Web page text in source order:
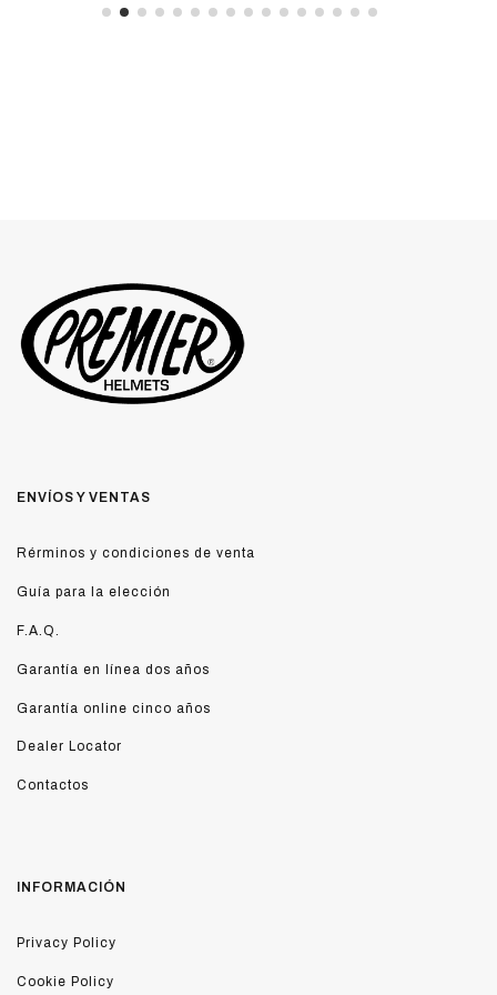
ENVÍOS Y VENTAS
Rérminos y condiciones de venta
Guía para la elección
F.A.Q.
Garantía en línea dos años
Garantía online cinco años
Dealer Locator
Contactos
INFORMACIÓN
Privacy Policy
Cookie Policy